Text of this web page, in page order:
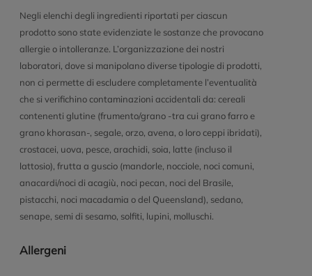
Negli elenchi degli ingredienti riportati per ciascun
prodotto sono state evidenziate le sostanze che provocano
allergie o intolleranze. L’organizzazione dei nostri
laboratori, dove si manipolano diverse tipologie di prodotti,
non ci permette di escludere completamente l’eventualità
che si verifichino contaminazioni accidentali da: cereali
contenenti glutine (frumento/grano -tra cui grano farro e
grano khorasan-, segale, orzo, avena, o loro ceppi ibridati),
crostacei, uova, pesce, arachidi, soia, latte (incluso il
lattosio), frutta a guscio (mandorle, nocciole, noci comuni,
anacardi/noci di acagiù, noci pecan, noci del Brasile,
pistacchi, noci macadamia o del Queensland), sedano,
senape, semi di sesamo, solfiti, lupini, molluschi.
Allergeni